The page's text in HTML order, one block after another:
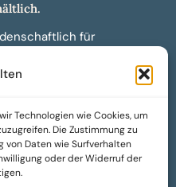
Technologien wie Cookies, um
Die Zustimmung zu
von Daten wie Surfverhalten
oder der Widerruf der
für
Records &
–